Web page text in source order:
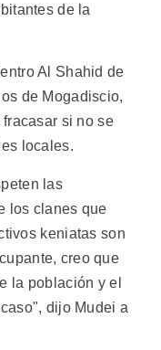
de la
Al Shahid de
de Mogadiscio,
si no se
locales.
las
los clanes que
keniatas son
creo que
la población y el
dijo Mudei a